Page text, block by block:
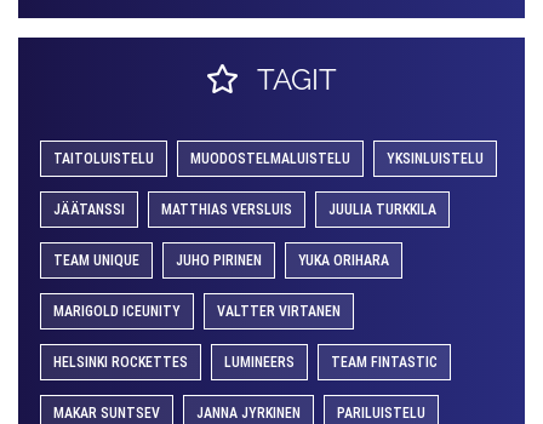
TAGIT
TAITOLUISTELU MUODOSTELMALUISTELU YKSINLUISTELU
JÄÄTANSSI MATTHIAS VERSLUIS JUULIA TURKKILA
TEAM UNIQUE JUHO PIRINEN YUKA ORIHARA
MARIGOLD ICEUNITY VALTTER VIRTANEN
HELSINKI ROCKETTES LUMINEERS TEAM FINTASTIC
MAKAR SUNTSEV JANNA JYRKINEN PARILUISTELU